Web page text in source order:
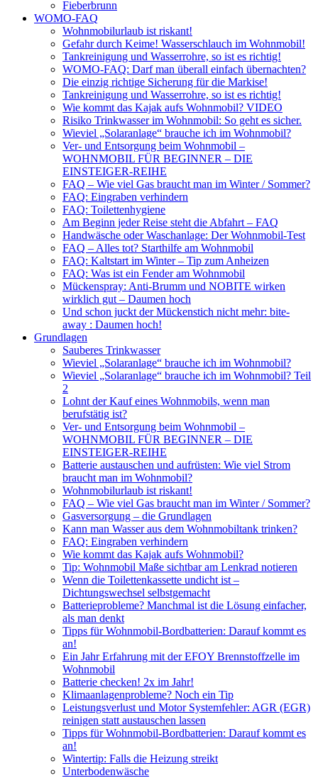
Fieberbrunn
WOMO-FAQ
Wohnmobilurlaub ist riskant!
Gefahr durch Keime! Wasserschlauch im Wohnmobil!
Tankreinigung und Wasserrohre, so ist es richtig!
WOMO-FAQ: Darf man überall einfach übernachten?
Die einzig richtige Sicherung für die Markise!
Tankreinigung und Wasserrohre, so ist es richtig!
Wie kommt das Kajak aufs Wohnmobil? VIDEO
Risiko Trinkwasser im Wohnmobil: So geht es sicher.
Wieviel „Solaranlage“ brauche ich im Wohnmobil?
Ver- und Entsorgung beim Wohnmobil –
WOHNMOBIL FÜR BEGINNER – DIE
EINSTEIGER-REIHE
FAQ – Wie viel Gas braucht man im Winter / Sommer?
FAQ: Eingraben verhindern
FAQ: Toilettenhygiene
Am Beginn jeder Reise steht die Abfahrt – FAQ
Handwäsche oder Waschanlage: Der Wohnmobil-Test
FAQ – Alles tot? Starthilfe am Wohnmobil
FAQ: Kaltstart im Winter – Tip zum Anheizen
FAQ: Was ist ein Fender am Wohnmobil
Mückenspray: Anti-Brumm und NOBITE wirken
wirklich gut – Daumen hoch
Und schon juckt der Mückenstich nicht mehr: bite-
away : Daumen hoch!
Grundlagen
Sauberes Trinkwasser
Wieviel „Solaranlage“ brauche ich im Wohnmobil?
Wieviel „Solaranlage“ brauche ich im Wohnmobil? Teil
2
Lohnt der Kauf eines Wohnmobils, wenn man
berufstätig ist?
Ver- und Entsorgung beim Wohnmobil –
WOHNMOBIL FÜR BEGINNER – DIE
EINSTEIGER-REIHE
Batterie austauschen und aufrüsten: Wie viel Strom
braucht man im Wohnmobil?
Wohnmobilurlaub ist riskant!
FAQ – Wie viel Gas braucht man im Winter / Sommer?
Gasversorgung – die Grundlagen
Kann man Wasser aus dem Wohnmobiltank trinken?
FAQ: Eingraben verhindern
Wie kommt das Kajak aufs Wohnmobil?
Tip: Wohnmobil Maße sichtbar am Lenkrad notieren
Wenn die Toilettenkassette undicht ist –
Dichtungswechsel selbstgemacht
Batterieprobleme? Manchmal ist die Lösung einfacher,
als man denkt
Tipps für Wohnmobil-Bordbatterien: Darauf kommt es
an!
Ein Jahr Erfahrung mit der EFOY Brennstoffzelle im
Wohnmobil
Batterie checken! 2x im Jahr!
Klimaanlagenprobleme? Noch ein Tip
Leistungsverlust und Motor Systemfehler: AGR (EGR)
reinigen statt austauschen lassen
Tipps für Wohnmobil-Bordbatterien: Darauf kommt es
an!
Wintertip: Falls die Heizung streikt
Unterbodenwäsche